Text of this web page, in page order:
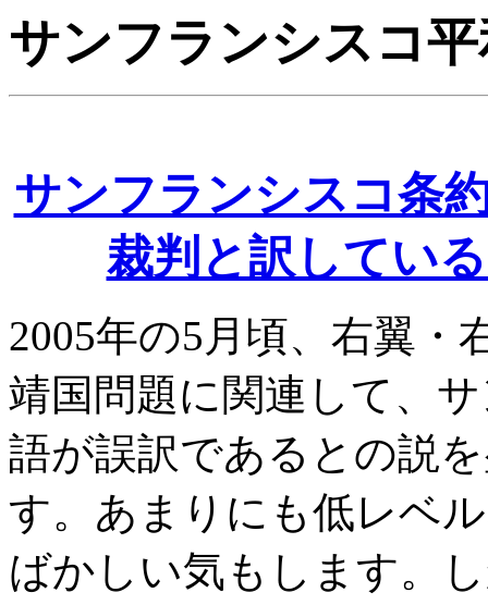
サンフランシスコ
サンフランシスコ条
裁判と訳してい
2005年の5月頃、右翼・
靖国問題に関連して、
語が誤訳であるとの説
す。あまりにも低レベ
ばかしい気もします。